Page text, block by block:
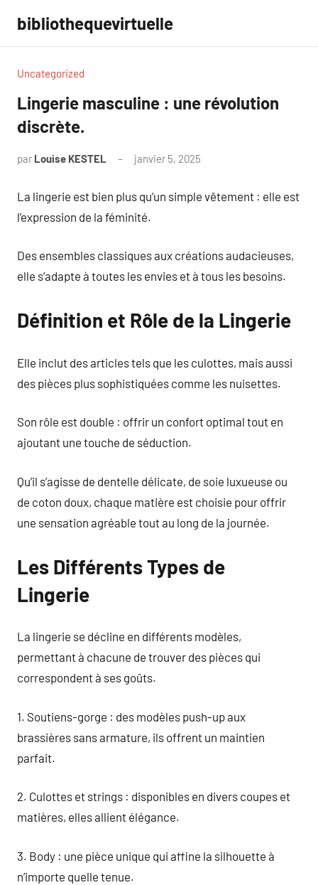
contenu
bibliothequevirtuelle
Uncategorized
Lingerie masculine : une révolution
discrète.
par Louise KESTEL janvier 5, 2025
La lingerie est bien plus qu’un simple vêtement : elle est
l’expression de la féminité.
Des ensembles classiques aux créations audacieuses,
elle s’adapte à toutes les envies et à tous les besoins.
Définition et Rôle de la Lingerie
Elle inclut des articles tels que les culottes, mais aussi
des pièces plus sophistiquées comme les nuisettes.
Son rôle est double : offrir un confort optimal tout en
ajoutant une touche de séduction.
Qu’il s’agisse de dentelle délicate, de soie luxueuse ou
de coton doux, chaque matière est choisie pour offrir
une sensation agréable tout au long de la journée.
Les Différents Types de
Lingerie
La lingerie se décline en différents modèles,
permettant à chacune de trouver des pièces qui
correspondent à ses goûts.
1. Soutiens-gorge : des modèles push-up aux
brassières sans armature, ils offrent un maintien
parfait.
2. Culottes et strings : disponibles en divers coupes et
matières, elles allient élégance.
3. Body : une pièce unique qui affine la silhouette à
n’importe quelle tenue.